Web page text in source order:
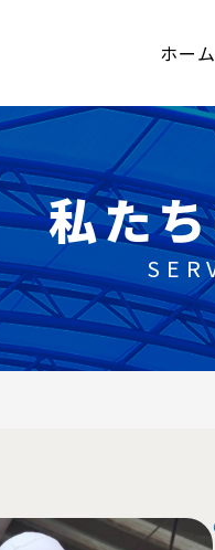
ホーム
私た